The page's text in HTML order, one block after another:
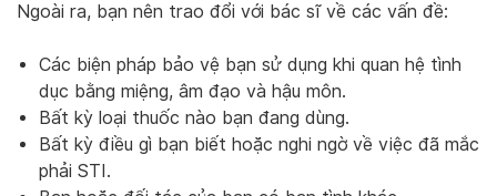
Ngoài ra, bạn nên trao đổi với bác sĩ về các vấn đề:
Các biện pháp bảo vệ bạn sử dụng khi quan hệ tình
dục bằng miệng, âm đạo và hậu môn.
Bất kỳ loại thuốc nào bạn đang dùng.
Bất kỳ điều gì bạn biết hoặc nghi ngờ về việc đã mắc
phải STI.